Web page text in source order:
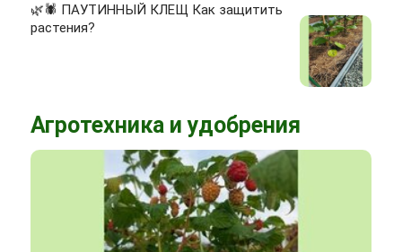
🌿🕷 ПАУТИННЫЙ КЛЕЩ Как защитить
растения?
Агротехника и удобрения